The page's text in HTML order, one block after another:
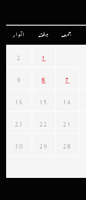
جمعہ ہفتہ اتوار
1
2
7
8
9
14
15
16
21
22
23
28
29
30